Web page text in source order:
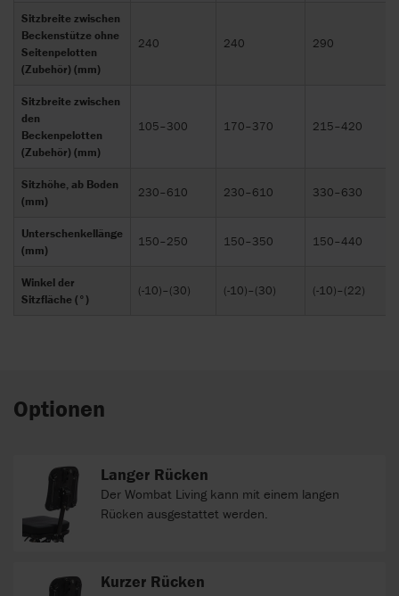
Sitzbreite zwischen
Beckenstütze ohne
Seitenpelotten
(Zubehör) (mm)
240 240 290
Sitzbreite zwischen
den
Beckenpelotten
(Zubehör) (mm)
105–300 170–370 215–420
Sitzhöhe, ab Boden
(mm)
230–610 230–610 330–630
Unterschenkellänge
(mm)
150–250 150–350 150–440
Winkel der
Sitzfläche (°)
(-10)–(30) (-10)–(30) (-10)–(22)
Optionen
Langer Rücken
Der Wombat Living kann mit einem langen
Rücken ausgestattet werden.
Kurzer Rücken